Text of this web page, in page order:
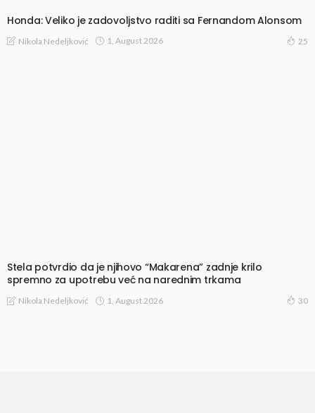
Honda: Veliko je zadovoljstvo raditi sa Fernandom Alonsom
Nikola Nedeljković 1, August 2026 25
Stela potvrdio da je njihovo “Makarena” zadnje krilo
spremno za upotrebu već na narednim trkama
Nikola Nedeljković 1, August 2026 30